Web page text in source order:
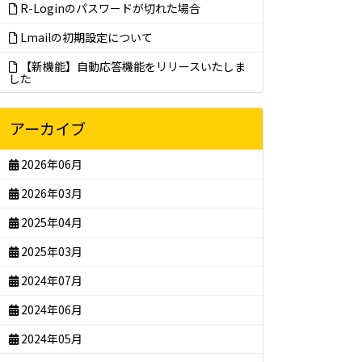
R-Loginのパスワードが切れた場合
Lmailの初期設定について
【新機能】自動応答機能をリリースいたしま
した
アーカイブ
2026年06月
2026年03月
2025年04月
2025年03月
2024年07月
2024年06月
2024年05月